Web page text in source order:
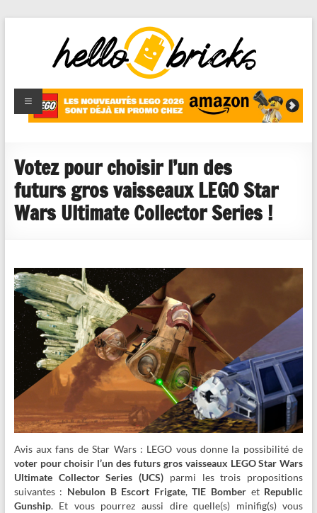
HelloBricks
Blog LEGO,
nouveaut�s
reviews
Votez pour choisir l’un des
futurs gros vaisseaux LEGO Star
Wars Ultimate Collector Series !
Avis aux fans de Star Wars : LEGO vous donne la possibilité de
voter pour choisir l’un des futurs gros vaisseaux LEGO Star Wars
Ultimate Collector Series (UCS) parmi les trois propositions
suivantes : Nebulon B Escort Frigate,TIE Bomber et Republic
Gunship. Et vous pourrez aussi dire quelle(s) minifig(s) vous